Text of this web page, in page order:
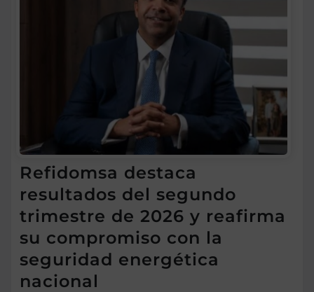
Refidomsa destaca
resultados del segundo
trimestre de 2026 y reafirma
su compromiso con la
seguridad energética
nacional